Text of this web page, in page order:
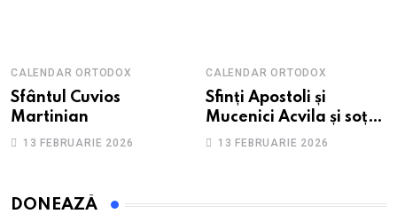
CALENDAR ORTODOX
Sfântul Cuvios
Martinian
13 FEBRUARIE 2026
CALENDAR ORTODOX
Sfinți Apostoli și
Mucenici Acvila și soția
sa, Priscila
13 FEBRUARIE 2026
DONEAZĂ